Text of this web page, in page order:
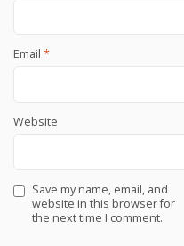
Email *
Website
Save my name, email, and
website in this browser for
the next time I comment.